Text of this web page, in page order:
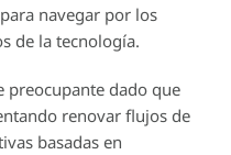
navegar por los
de la tecnología.
preocupante dado que
renovar flujos de
basadas en